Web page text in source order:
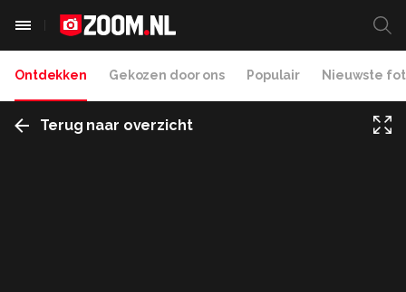
Ontdekken Gekozen door ons Populair Nieuwste
Terug naar overzicht